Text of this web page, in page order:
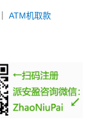
｜ATM机取款